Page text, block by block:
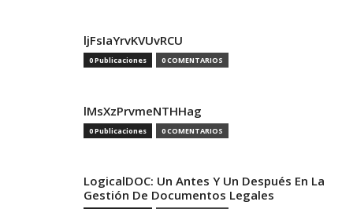
ljFsIaYrvKVUvRCU
0 Publicaciones 0 COMENTARIOS
lMsXzPrvmeNTHHag
0 Publicaciones 0 COMENTARIOS
LogicalDOC: Un Antes Y Un Después En La
Gestión De Documentos Legales